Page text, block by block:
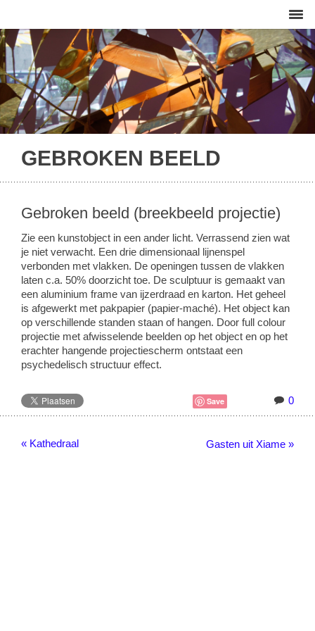
GEBROKEN BEELD
Gebroken beeld (breekbeeld projectie)
Zie een kunstobject in een ander licht. Verrassend zien wat
je niet verwacht. Een drie dimensionaal lijnenspel
verbonden met vlakken. De openingen tussen de vlakken
laten c.a. 50% doorzicht toe. De sculptuur is gemaakt van
een aluminium frame van ijzerdraad en karton. Het geheel
is afgewerkt met pakpapier (papier-maché). Het object kan
op verschillende standen staan of hangen. Door full colour
projectie met afwisselende beelden op het object en op het
erachter hangende projectiescherm ontstaat een
psychedelisch structuur effect.
Save 0
« Kathedraal Gasten uit Xiame »